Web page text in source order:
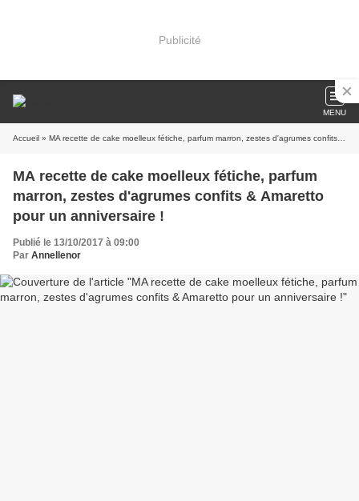
Publicité
MENU
Accueil » MA recette de cake moelleux fétiche, parfum marron, zestes d'agrumes confits & Amaretto pour un anniversaire !
MA recette de cake moelleux fétiche, parfum
marron, zestes d'agrumes confits & Amaretto
pour un anniversaire !
Publié le 13/10/2017 à 09:00
Par Annellenor